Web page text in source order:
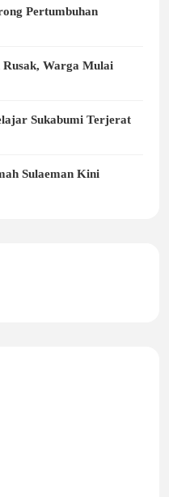
Pertumbuhan
Warga Mulai
Sukabumi Terjerat
Sulaeman Kini